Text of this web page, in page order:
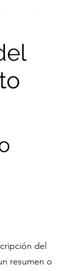
del
resumen o